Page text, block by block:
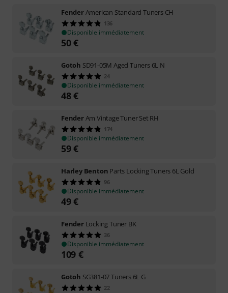
FenderAmerican Standard Tuners CH
136
Disponible immédiatement
50€
Gotoh SD91-05M Aged Tuners 6L N
24
Disponible immédiatement
48€
FenderAm Vintage Tuner Set RH
174
Disponible immédiatement
59€
Harley Benton Parts Locking Tuners 6L Gold
96
Disponible immédiatement
49€
Fender Locking Tuner BK
36
Disponible immédiatement
109 €
Gotoh SG381-07 Tuners 6L G
22